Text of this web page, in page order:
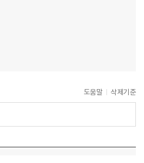
도움말 삭제기준